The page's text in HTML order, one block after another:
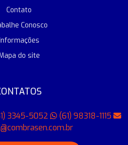
Contato
Conosco
do site
3345-5052
(61) 98318-1115